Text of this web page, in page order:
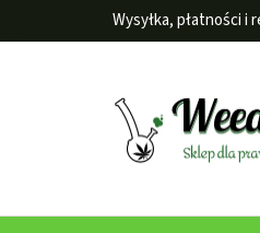
Wysyłka, płatności i